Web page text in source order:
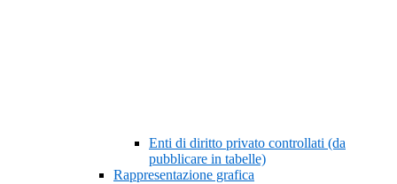
Enti di diritto privato controllati (da
pubblicare in tabelle)
Rappresentazione grafica